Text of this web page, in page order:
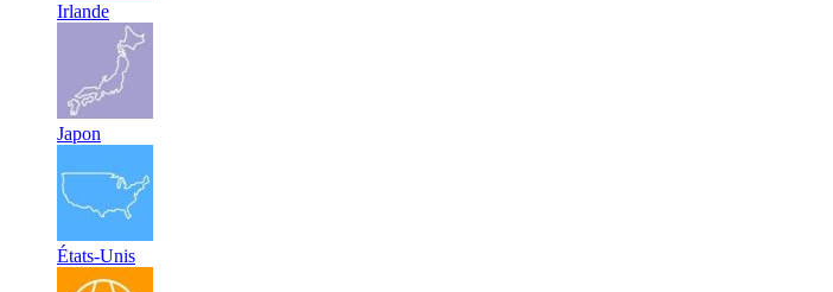
Irlande
Japon
États-Unis